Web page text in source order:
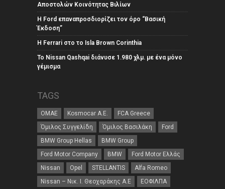
Αποστολών Κοινότητας Βιλίων
Η Ford επαναπροσδιορίζει τον όρο “Βασική
Έκδοση”
Η Ferrari στο το Isla Brown Corinthia
Το Nissan Qashqai διάνυσε 1.980 χλμ. με ένα μόνο
γέμισμα
TAGS
ΟΜΑΕ Kosmocar Α.Ε.
FCA Greece
Όμιλος Συγγελίδη
Όμιλος Βασιλάκη
Ford
BMW Group Hellas
BMW Group
Ford Motor Company
BMW
Ford Motor Ελλάς
Nissan
Opel STELLANTIS
Alfa Romeo
Nissan – Νικ. Ι. Θεοχαράκης Α.Ε
ΕΟΦΙΛΠΑ